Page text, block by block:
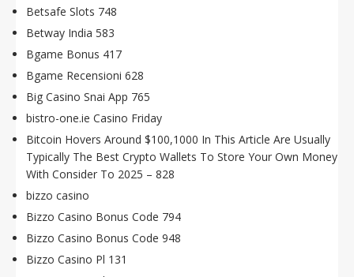
Betsafe Slots 748
Betway India 583
Bgame Bonus 417
Bgame Recensioni 628
Big Casino Snai App 765
bistro-one.ie Casino Friday
Bitcoin Hovers Around $100,1000 In This Article Are Usually
Typically The Best Crypto Wallets To Store Your Own Money
With Consider To 2025 – 828
bizzo casino
Bizzo Casino Bonus Code 794
Bizzo Casino Bonus Code 948
Bizzo Casino Pl 131